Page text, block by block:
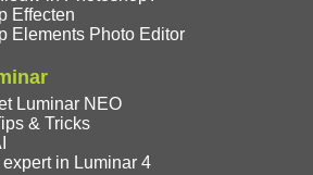
Effecten
Elements Photo Editor
Luminar NEO
& Tricks
in Luminar 4